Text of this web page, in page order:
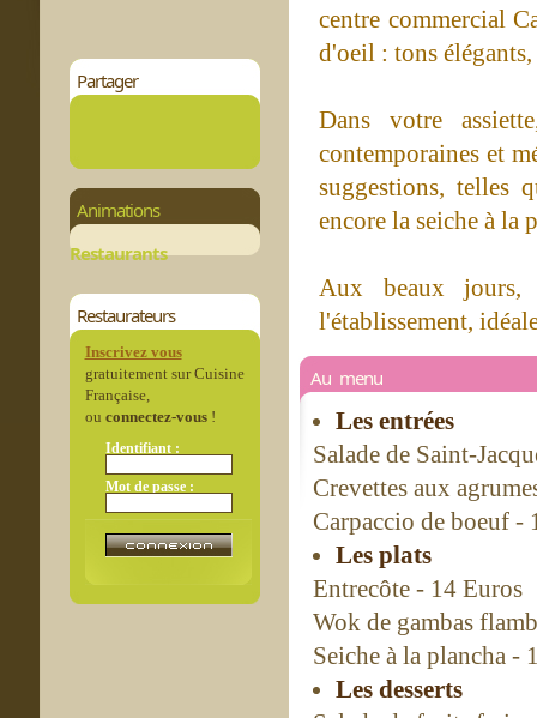
Partager
Animations
Restaurants
Restaurateurs
Inscrivez vous
gratuitement sur Cuisine
Française,
ou connectez-vous!
Identifiant :
Mot de passe :
centre commercial
d'oeil : tons
Dans votre
contemporaines et
suggestions, telles
encore la seiche à la
Aux beaux jours,
l'établissement,
Au menu
Les entrées
Salade de Saint-
Crevettes aux
Carpaccio de boeuf -
Les plats
Entrecôte - 14 Euros
Wok de gambas
Seiche à la plancha -
Les desserts